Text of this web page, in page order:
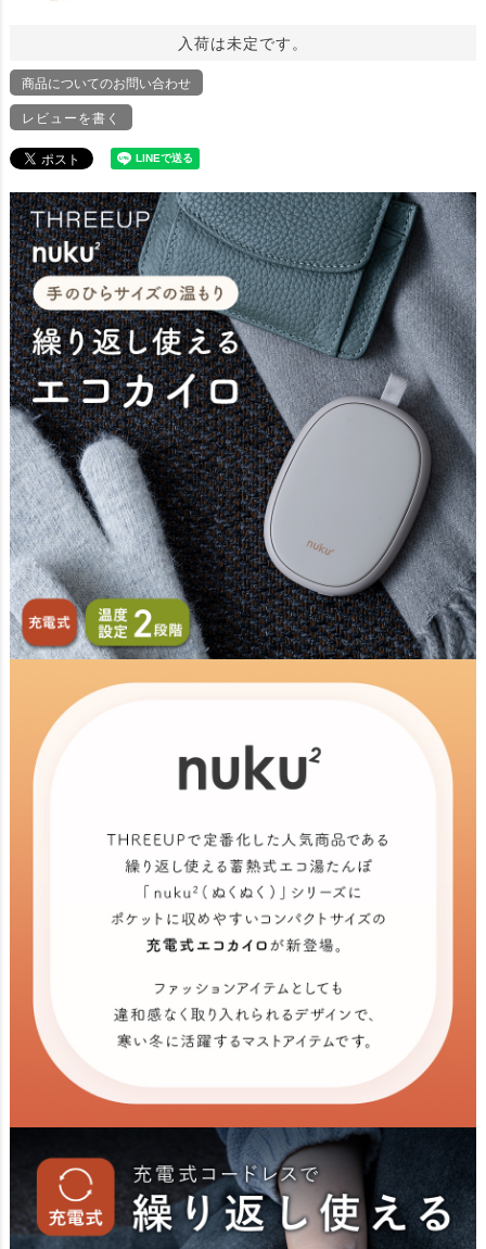
入荷は未定です。
商品についてのお問い合わせ
レビューを書く